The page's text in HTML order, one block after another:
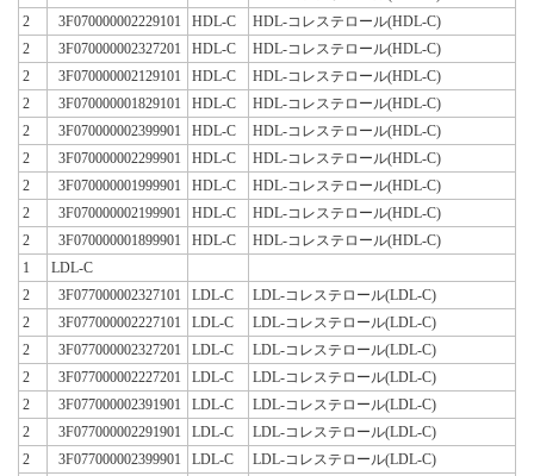
2
3F070000002229101 HDL-C
HDL-コレステロール(HDL-C)
2
3F070000002327201 HDL-C
HDL-コレステロール(HDL-C)
2
3F070000002129101 HDL-C
HDL-コレステロール(HDL-C)
2
3F070000001829101 HDL-C
HDL-コレステロール(HDL-C)
2
3F070000002399901 HDL-C
HDL-コレステロール(HDL-C)
2
3F070000002299901 HDL-C
HDL-コレステロール(HDL-C)
2
3F070000001999901 HDL-C
HDL-コレステロール(HDL-C)
2
3F070000002199901 HDL-C
HDL-コレステロール(HDL-C)
2
3F070000001899901 HDL-C
HDL-コレステロール(HDL-C)
1
LDL-C
2
3F077000002327101 LDL-C
LDL-コレステロール(LDL-C)
2
3F077000002227101 LDL-C
LDL-コレステロール(LDL-C)
2
3F077000002327201 LDL-C
LDL-コレステロール(LDL-C)
2
3F077000002227201 LDL-C
LDL-コレステロール(LDL-C)
2
3F077000002391901 LDL-C
LDL-コレステロール(LDL-C)
2
3F077000002291901 LDL-C
LDL-コレステロール(LDL-C)
2
3F077000002399901 LDL-C
LDL-コレステロール(LDL-C)